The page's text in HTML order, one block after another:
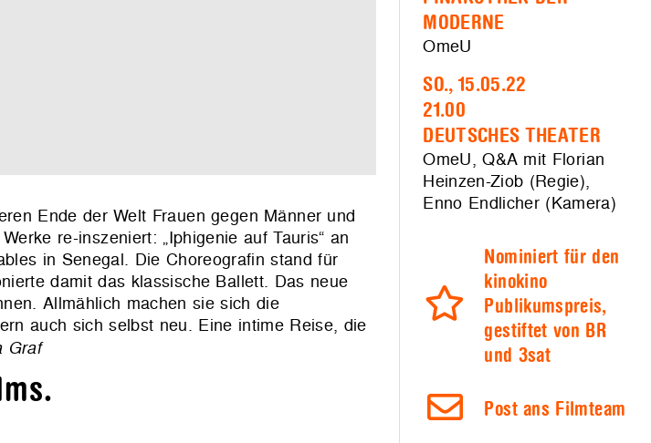
Ende der Welt Frauen gegen Männer und
re-inszeniert: „Iphigenie auf Tauris“ an
in Senegal. Die Choreografin stand für
damit das klassische Ballett. Das neue
Allmählich machen sie sich die
auch sich selbst neu. Eine intime Reise, die
Graf
MODERNE
OmeU
SO., 15.05.22
21.00
DEUTSCHES THEATER
OmeU, Q&A mit Florian
Heinzen-Ziob (Regie),
Enno Endlicher (Kamera)
Nominiert für den
kinokino
Publikumspreis,
gestiftet von BR
und 3sat
Post ans Filmteam